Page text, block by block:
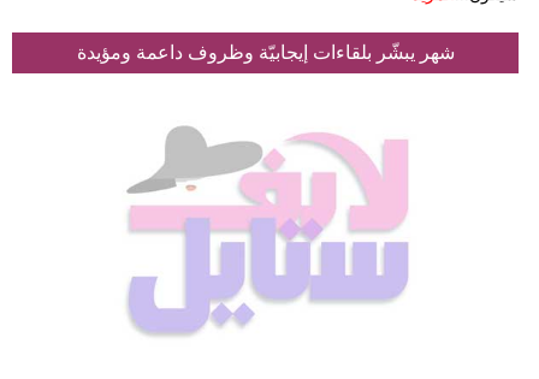
شهر يبشّر بلقاءات إيجابيّة وظروف داعمة ومؤيدة